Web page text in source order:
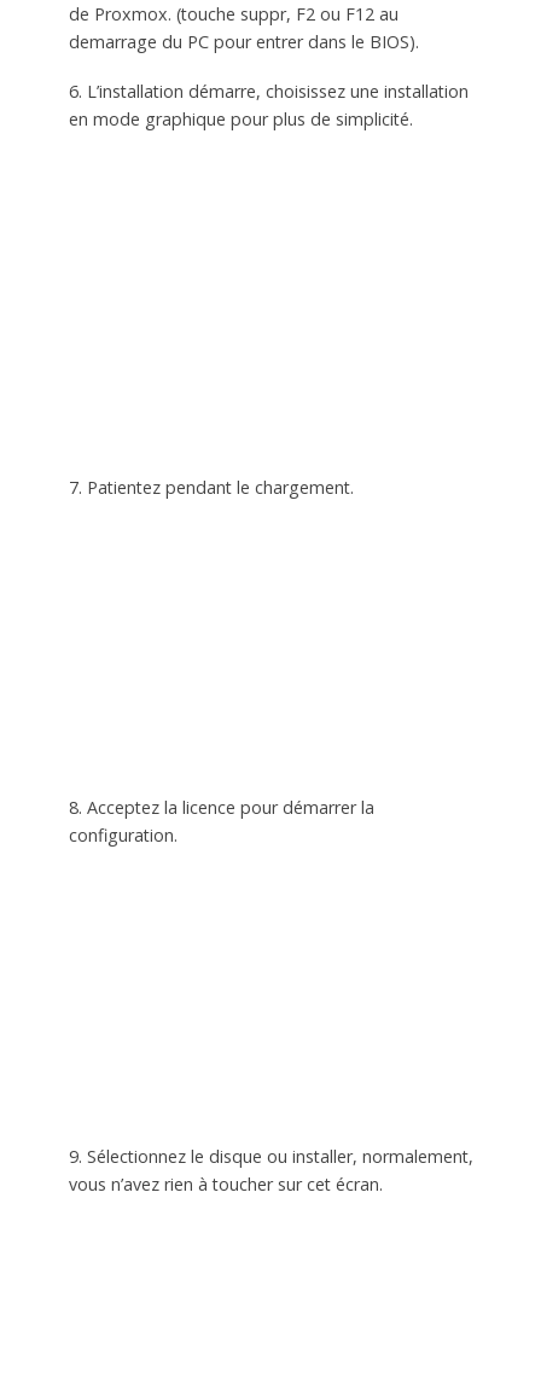
de Proxmox. (touche suppr, F2 ou F12 au
demarrage du PC pour entrer dans le BIOS).
6. L’installation démarre, choisissez une installation
en mode graphique pour plus de simplicité.
7. Patientez pendant le chargement.
8. Acceptez la licence pour démarrer la
configuration.
9. Sélectionnez le disque ou installer, normalement,
vous n’avez rien à toucher sur cet écran.